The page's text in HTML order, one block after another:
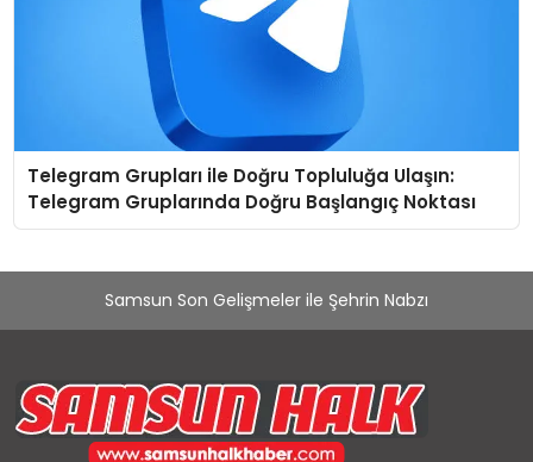
Telegram Grupları ile Doğru Topluluğa Ulaşın:
Telegram Gruplarında Doğru Başlangıç Noktası
Samsun Son Gelişmeler ile Şehrin Nabzı